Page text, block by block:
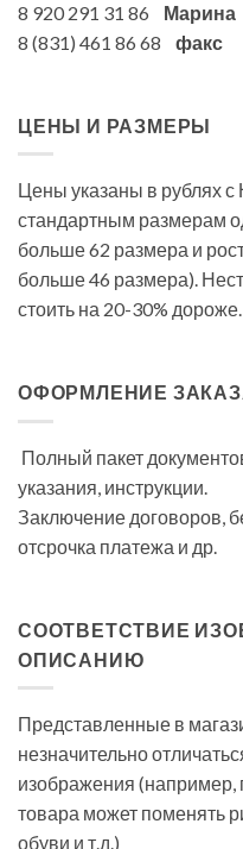
8 920 291 31 86 Марина
8 (831) 461 86 68 факс
ЦЕНЫ И РАЗМЕРЫ
Цены указаны в рублях
стандартным размерам
больше 62 размера и
больше 46 размера).
стоить на 20-30% дороже.
ОФОРМЛЕНИЕ
Полный пакет
указания, инструкции.
Заключение договоров,
отсрочка платежа и др.
СООТВЕТСТВИЕ
ОПИСАНИЮ
Представленные в
незначительно
изображения (например,
товара может поменять
обуви и т.д.)